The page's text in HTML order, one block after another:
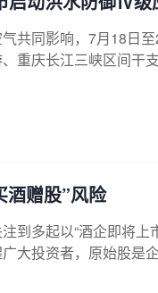
共同影响，7月18日
重庆长江三峡区间干
酒赠股”风险
到多起以“酒企即将
大投资者，原始股是